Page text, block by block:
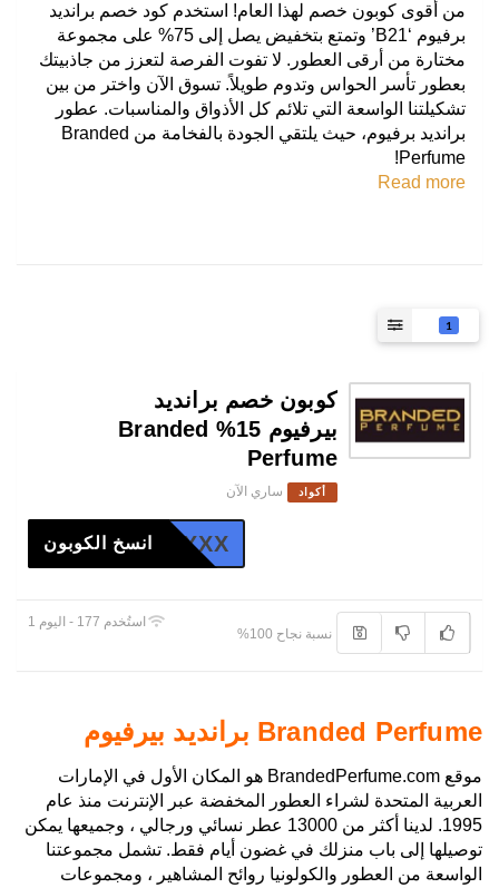
من أقوى كوبون خصم لهذا العام! استخدم كود خصم برانديد
برفيوم ‘B21’ وتمتع بتخفيض يصل إلى 75% على مجموعة
مختارة من أرقى العطور. لا تفوت الفرصة لتعزز من جاذبيتك
بعطور تأسر الحواس وتدوم طويلاً. تسوق الآن واختر من بين
تشكيلتنا الواسعة التي تلائم كل الأذواق والمناسبات. عطور
برانديد برفيوم، حيث يلتقي الجودة بالفخامة من Branded
Perfume!
Read more
1
كوبون خصم برانديد
بيرفيوم 15% Branded
Perfume
أكواد ساري الآن
XXX انسخ الكوبون
استُخدم 177 - اليوم 1
نسبة نجاح 100%
Branded Perfume برانديد بيرفيوم
موقع BrandedPerfume.com هو المكان الأول في الإمارات
العربية المتحدة لشراء العطور المخفضة عبر الإنترنت منذ عام
1995. لدينا أكثر من 13000 عطر نسائي ورجالي ، وجميعها يمكن
توصيلها إلى باب منزلك في غضون أيام فقط. تشمل مجموعتنا
الواسعة من العطور والكولونيا روائح المشاهير ، ومجموعات